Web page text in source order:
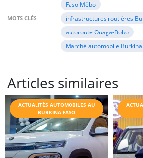
MOTS CLÉS
Faso Mêbo
infrastructures routières
autoroute Ouaga-Bobo
Marché automobile Burkina
Articles similaires
ACTUALITÉS AUTOMOBILES AU
BURKINA FASO